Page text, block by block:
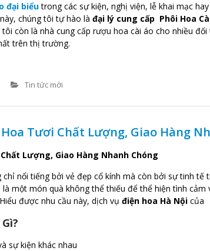
đại biểutrong các sự kiện, nghị viện, lễ khai mạc
chúng tôi tự hào là đại lý cung cấp Phôi Hoa
còn là nhà cung cấp rượu hoa cài áo cho nhiều
trên thị trường.
Tin tức mới
Tươi Chất Lượng, Giao Hàng
Lượng, Giao Hàng Nhanh Chóng
nổi tiếng bởi vẻ đẹp cổ kính mà còn bởi sự tinh tế
một món quà không thể thiếu để thể hiện tình cảm
được nhu cầu này, dịch vụ điện hoa Hà Nội của
sự kiện khác nhau